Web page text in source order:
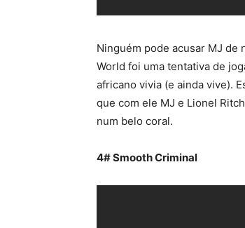
Ninguém pode acusar MJ de
World foi uma tentativa de
africano vivia (e ainda vive).
que com ele MJ e Lionel
num belo coral.
4# Smooth Criminal